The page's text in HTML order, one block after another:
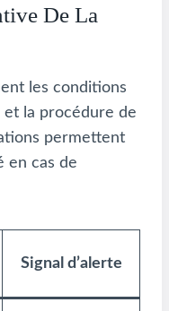
De La
les conditions
et la procédure de
permettent
en cas de
Signal d’alerte